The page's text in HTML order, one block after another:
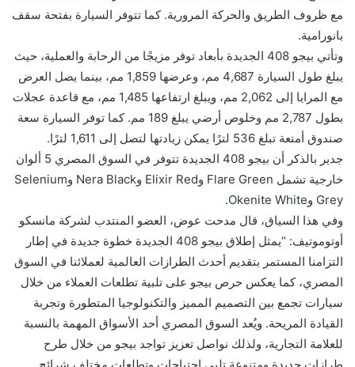
مع ظروف الطريق والحركة المرورية. كما تتوفر السيارة بفتحة سقف
بانورامية.
وتأتي بيجو 408 الجديدة بأبعاد توفر مزيجًا من الرحابة والعملية، حيث
يبلغ طول السيارة 4,687 مم، وعرضها 1,859 مم، بينما يصل العرض
مع المرايا إلى 2,062 مم، ويبلغ ارتفاعها 1,485 مم، مع قاعدة عجلات
بطول 2,787 مم وخلوص أرضي يبلغ 189 مم. كما توفر السيارة سعة
صندوق أمتعة تبلغ 536 لترًا يمكن زيادتها لتصل إلى 1,611 لترًا.
جدير بالذكر أن بيجو 408 الجديدة تتوفر في السوق المصري 5 ألوان
خارجية تشمل Flare Green وElixir Red وNera Black وSelenium
Grey وOkenite White.
وفي هذا السياق، قال مدحت عوض، العضو المنتدب لشركة مانسكو
أوتوموتيف: “يمثل إطلاق بيجو 408 الجديدة خطوة جديدة في إطار
التزامنا المستمر بتقديم أحدث الطرازات العالمية لعملائنا في السوق
المصري، كما يعكس حرص بيجو على تلبية تطلعات العملاء من خلال
سيارات تجمع بين التصميم المميز والتكنولوجيا المتطورة وتجربة
القيادة المريحة. ويُعد السوق المصري أحد الأسواق المهمة بالنسبة
للعلامة التجارية، ولذلك نواصل تعزيز تواجد بيجو من خلال طرح